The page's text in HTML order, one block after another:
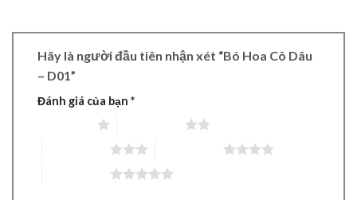
Hãy là người đầu tiên nhận xét “Bó Hoa Cô Dâu
– D01”
Đánh giá của bạn *